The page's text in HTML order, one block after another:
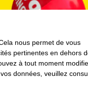
nous permet de vous
pertinentes en dehors
à tout moment
données, veuillez